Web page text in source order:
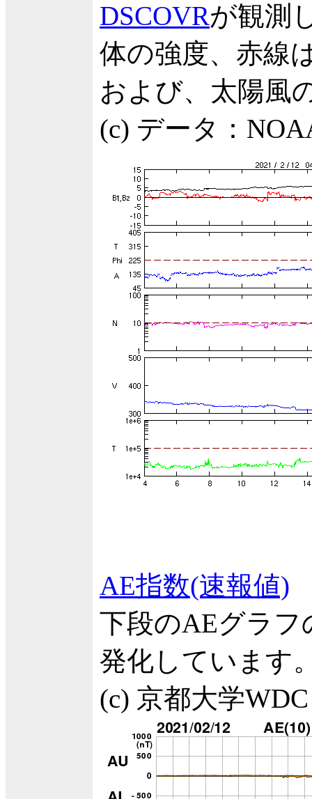
DSCOVRが観測
体の強度、赤線
および、太陽風
(c) データ：
AE指数(速報値)
下段のAEグラ
発化しています
(c) 京都大学WDC